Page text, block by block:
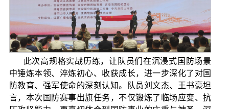
此次高规格实战历练，让队员们在沉浸式国防场景
中锤炼本领、淬炼初心、收获成长，进一步深化了对国
防教育、强军使命的深刻认知。队员刘文杰、王书豪坦
言，本次国防赛事出旗任务，不仅锻炼了临场应变、抗